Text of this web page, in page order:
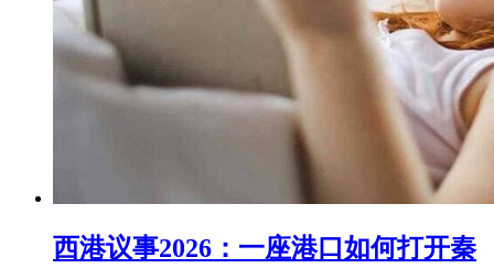
西港议事2026：一座港口如何打开秦